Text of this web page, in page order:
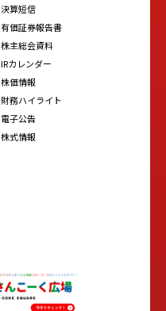
決算短信
有価証券報告書
株主総会資料
IRカレンダー
株価情報
財務ハイライト
電子公告
株式情報